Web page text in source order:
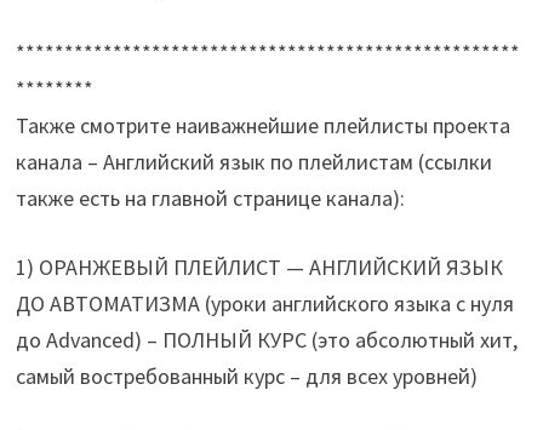
****************************************************
********
Также смотрите наиважнейшие плейлисты проекта
канала – Английский язык по плейлистам (ссылки
также есть на главной странице канала):
1) ОРАНЖЕВЫЙ ПЛЕЙЛИСТ — АНГЛИЙСКИЙ ЯЗЫК
ДО АВТОМАТИЗМА (уроки английского языка с нуля
до Advanced) – ПОЛНЫЙ КУРС (это абсолютный хит,
самый востребованный курс – для всех уровней)